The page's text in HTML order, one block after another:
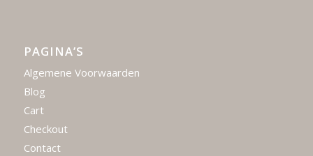
PAGINA’S
Algemene Voorwaarden
Blog
Cart
Checkout
Contact